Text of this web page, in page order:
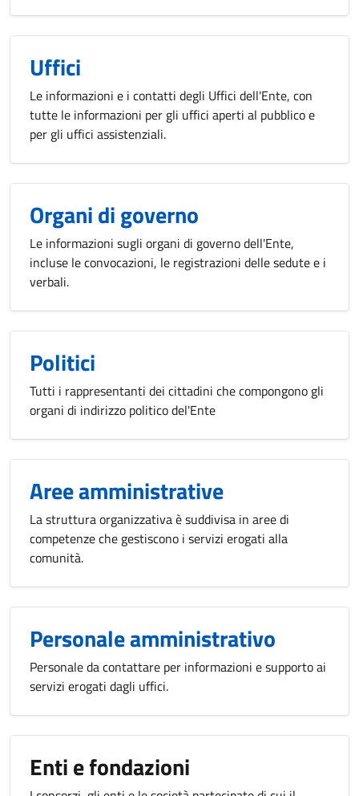
Uffici
Le informazioni e i contatti degli Uffici dell'Ente, con
tutte le informazioni per gli uffici aperti al pubblico e
per gli uffici assistenziali.
Organi di governo
Le informazioni sugli organi di governo dell'Ente,
incluse le convocazioni, le registrazioni delle sedute e i
verbali.
Politici
Tutti i rappresentanti dei cittadini che compongono gli
organi di indirizzo politico del'Ente
Aree amministrative
La struttura organizzativa è suddivisa in aree di
competenze che gestiscono i servizi erogati alla
comunità.
Personale amministrativo
Personale da contattare per informazioni e supporto ai
servizi erogati dagli uffici.
Enti e fondazioni